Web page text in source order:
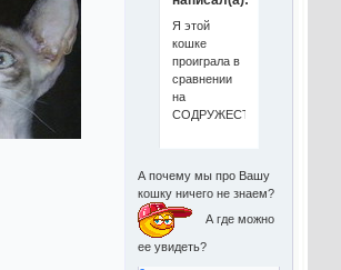
Я этой
кошке
проиграла в
сравнении
на
СОДРУЖЕСТВЕ...
А почему мы про Вашу
кошку ничего не знаем?
А где можно
ее увидеть?